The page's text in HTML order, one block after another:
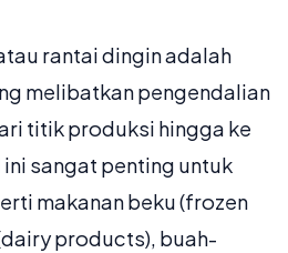
rantai dingin adalah
melibatkan pengendalian
titik produksi hingga ke
ini sangat penting untuk
makanan beku (frozen
products), buah-